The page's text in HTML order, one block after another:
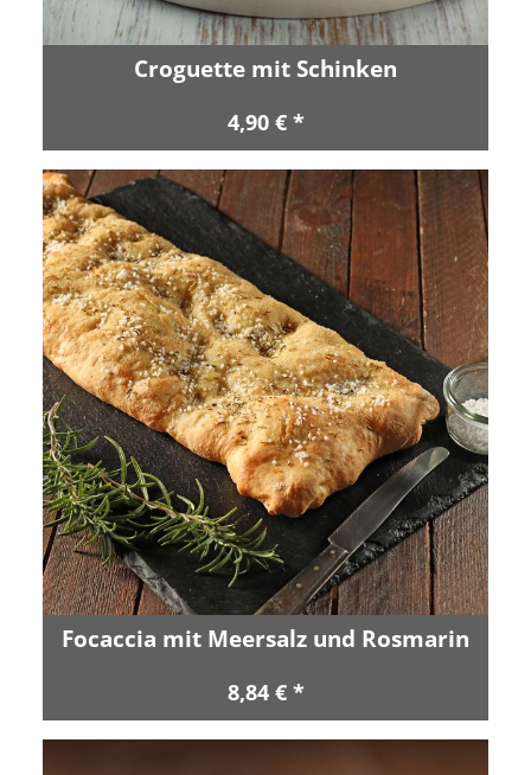
Croguette mit Schinken
4,90 € *
Focaccia mit Meersalz und Rosmarin
8,84 € *